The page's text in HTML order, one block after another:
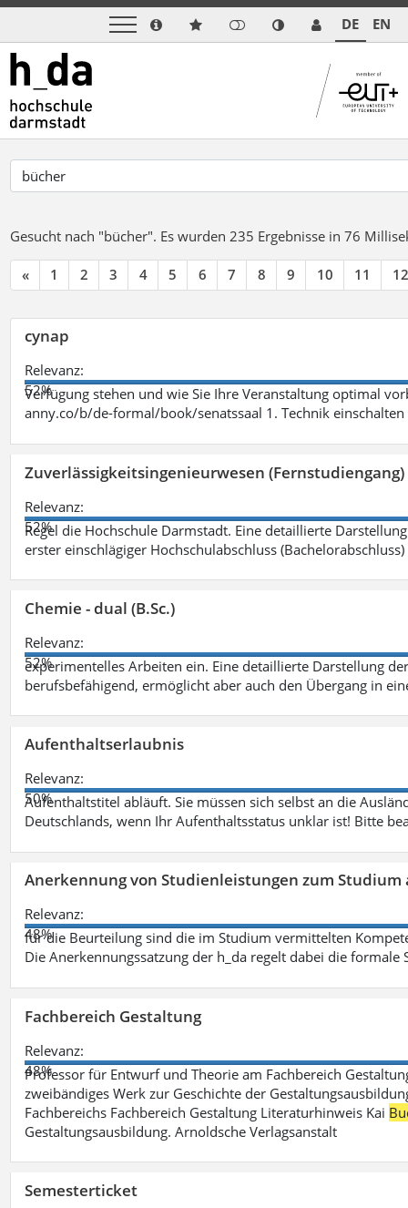
DE EN
Gesucht nach "bücher". Es wurden 235 Ergebnisse in 76
« 1 2 3 4 5 6 7 8 9 10 11 12
cynap
Relevanz:
52%
Verfügung stehen und wie Sie Ihre Veranstaltung optimal
anny.co/b/de-formal/book/senatssaal 1. Technik
Zuverlässigkeitsingenieurwesen (Fernstudiengang)
Relevanz:
52%
Regel die Hochschule Darmstadt. Eine detaillierte
erster einschlägiger Hochschulabschluss
Chemie - dual (B.Sc.)
Relevanz:
52%
experimentelles Arbeiten ein. Eine detaillierte Darstellung
berufsbefähigend, ermöglicht aber auch den Übergang in
Aufenthaltserlaubnis
Relevanz:
50%
Aufenthaltstitel abläuft. Sie müssen sich selbst an die
Deutschlands, wenn Ihr Aufenthaltsstatus unklar ist! Bitte
Anerkennung von Studienleistungen zum Studium
Relevanz:
48%
für die Beurteilung sind die im Studium vermittelten
Die Anerkennungssatzung der h_da regelt dabei die formale
Fachbereich Gestaltung
Relevanz:
48%
Professor für Entwurf und Theorie am Fachbereich
zweibändiges Werk zur Geschichte der
Fachbereichs Fachbereich Gestaltung Literaturhinweis Kai
Gestaltungsausbildung. Arnoldsche Verlagsanstalt
Semesterticket